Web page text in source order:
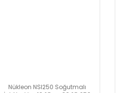
Nükleon NSI250 Soğutmalı